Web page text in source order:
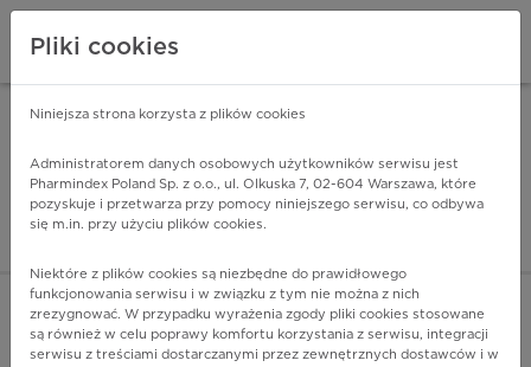
Pharmindex - lider
ZALOGUJ SIĘ
Pliki cookies
Niniejsza strona korzysta z plików cookies
Administratorem danych osobowych użytkowników serwisu jest
Pharmindex Poland Sp. z o.o., ul. Olkuska 7, 02-604 Warszawa, które
pozyskuje i przetwarza przy pomocy niniejszego serwisu, co odbywa
się m.in. przy użyciu plików cookies.
Niektóre z plików cookies są niezbędne do prawidłowego
funkcjonowania serwisu i w związku z tym nie można z nich
zrezygnować. W przypadku wyrażenia zgody pliki cookies stosowane
są również w celu poprawy komfortu korzystania z serwisu, integracji
serwisu z treściami dostarczanymi przez zewnętrznych dostawców i w
ZA DARMO - w Google Play INSTALUJ